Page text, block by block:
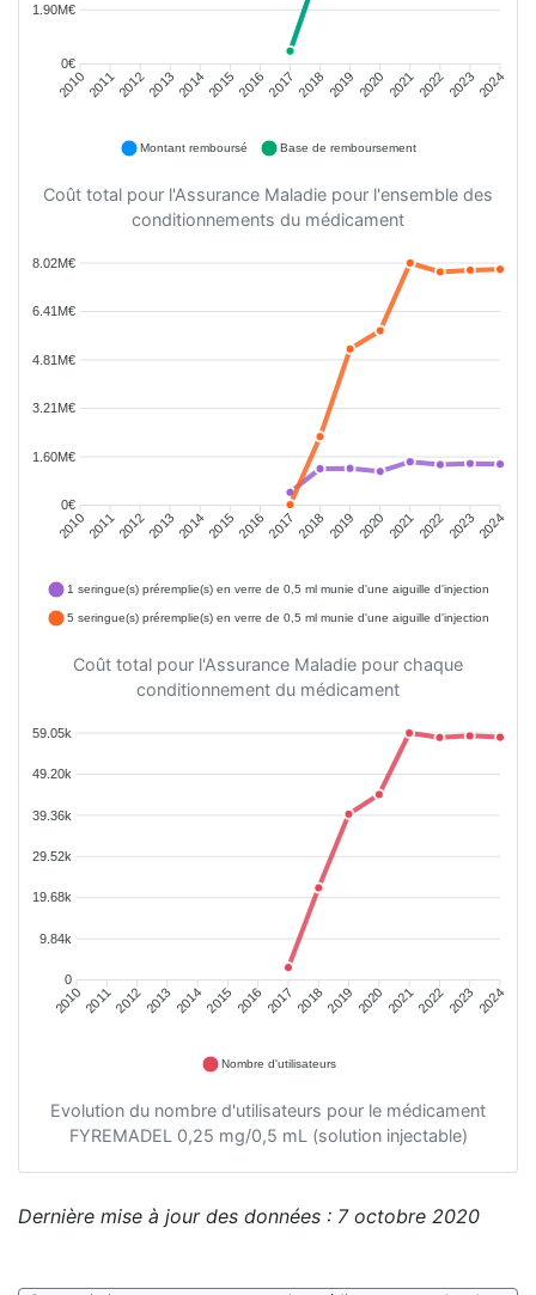
1.90M€
0€
20102011201220132014201520162017 2018 2019 2020 2021202220232024
Montant remboursé Base de remboursement
Coût total pour l'Assurance Maladie pour l'ensemble des
conditionnements du médicament
8.02M€
6.41M€
4.81M€
3.21M€
1.60M€
0€
20102011201220132014201520162017 2018 2019 2020 2021202220232024
1 seringue(s) préremplie(s) en verre de 0,5 ml munie d'une aiguille d'injection
5 seringue(s) préremplie(s) en verre de 0,5 ml munie d'une aiguille d'injection
Coût total pour l'Assurance Maladie pour chaque
conditionnement du médicament
59.05k
49.20k
39.36k
29.52k
19.68k
9.84k
0
2010201120122013 20142015 2016 2017 20182019 2020 202120222023 2024
Nombre d'utilisateurs
Evolution du nombre d'utilisateurs pour le médicament
FYREMADEL 0,25 mg/0,5 mL (solution injectable)
Dernière mise à jour des données : 7 octobre 2020